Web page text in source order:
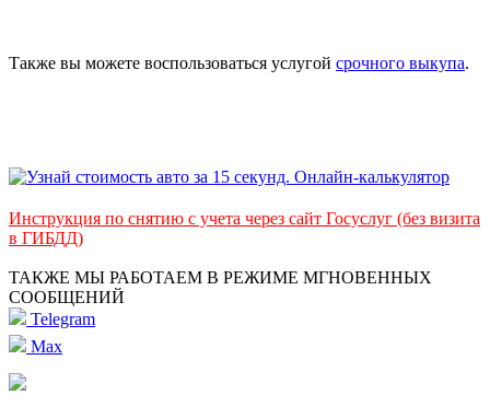
Также вы можете воспользоваться услугой срочного выкупа.
Инструкция по снятию с учета через сайт Госуслуг (без визита
в ГИБДД)
ТАКЖЕ МЫ РАБОТАЕМ В РЕЖИМЕ МГНОВЕННЫХ
СООБЩЕНИЙ
Telegram
Max